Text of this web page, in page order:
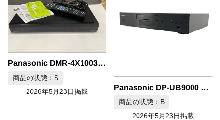
Panasonic DMR-4X1003 ブルーレイディスクレコーダー 10TB
商品の状態：S
2026年5月23日掲載
Panasonic DP-UB9000 ブルーレイディスクプレイヤー
商品の状態：B
2026年5月23日掲載